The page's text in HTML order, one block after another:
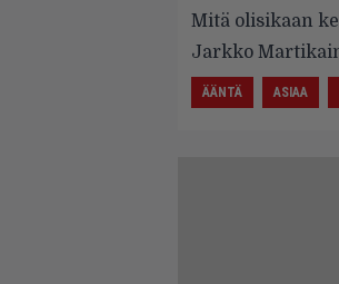
Mitä olisikaan
Jarkko
ÄÄNTÄ ASIAA